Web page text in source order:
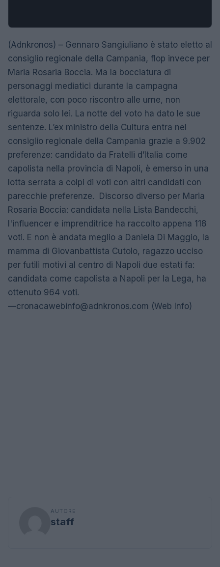
(Adnkronos) – Gennaro Sangiuliano è stato eletto al
consiglio regionale della Campania, flop invece per
Maria Rosaria Boccia. Ma la bocciatura di
personaggi mediatici durante la campagna
elettorale, con poco riscontro alle urne, non
riguarda solo lei. La notte del voto ha dato le sue
sentenze. L’ex ministro della Cultura entra nel
consiglio regionale della Campania grazie a 9.902
preferenze: candidato da Fratelli d’Italia come
capolista nella provincia di Napoli, è emerso in una
lotta serrata a colpi di voti con altri candidati con
parecchie preferenze. Discorso diverso per Maria
Rosaria Boccia: candidata nella Lista Bandecchi,
l'influencer e imprenditrice ha raccolto appena 118
voti. E non è andata meglio a Daniela Di Maggio, la
mamma di Giovanbattista Cutolo, ragazzo ucciso
per futili motivi al centro di Napoli due estati fa:
candidata come capolista a Napoli per la Lega, ha
ottenuto 964 voti.
—cronacawebinfo@adnkronos.com (Web Info)
AUTORE
staff